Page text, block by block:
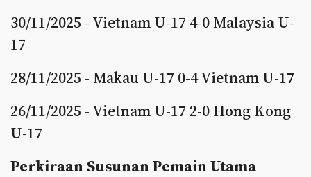
30/11/2025 - Vietnam U-17 4-0 Malaysia U-
17
28/11/2025 - Makau U-17 0-4 Vietnam U-17
26/11/2025 - Vietnam U-17 2-0 Hong Kong
U-17
Perkiraan Susunan Pemain Utama